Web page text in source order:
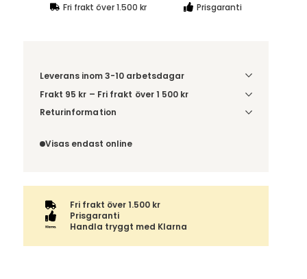
Fri frakt över 1.500 kr Prisgaranti
Leverans inom 3-10 arbetsdagar
Frakt 95 kr – Fri frakt över 1 500 kr
Denna vara skickas till ett ombud. Du väljer själv i
finns att hämta. Beställs varan ihop med andra
Returinformation
emot din order, enligt
Visas endast online
Fri frakt över 1.500 kr
Prisgaranti
Handla tryggt med Klarna